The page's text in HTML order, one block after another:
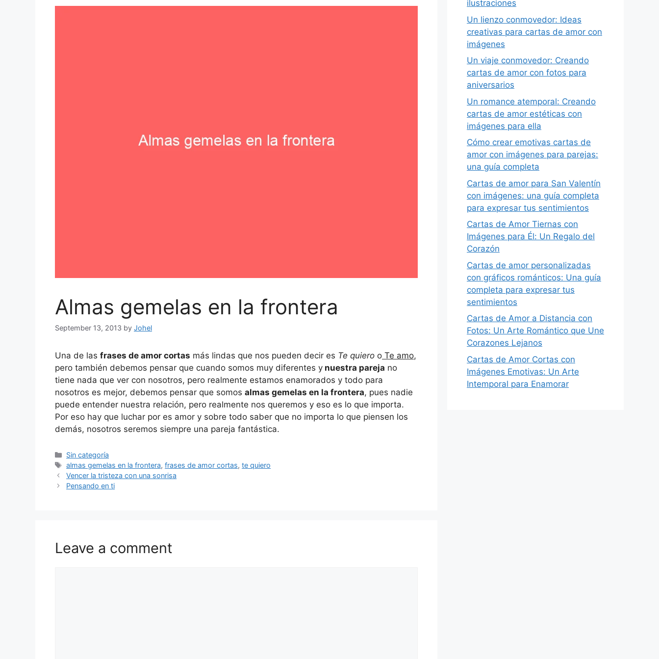
Almas gemelas en la frontera
September 13, 2013 by Johel
Una de las frases de amor cortas más lindas que nos pueden decir es Te quiero o Te amo,
pero también debemos pensar que cuando somos muy diferentes y nuestra pareja no
tiene nada que ver con nosotros, pero realmente estamos enamorados y todo para
nosotros es mejor, debemos pensar que somos almas gemelas en la frontera, pues nadie
puede entender nuestra relación, pero realmente nos queremos y eso es lo que importa.
Por eso hay que luchar por es amor y sobre todo saber que no importa lo que piensen los
demás, nosotros seremos siempre una pareja fantástica.
Categories
Sin categoría
Tags
almas gemelas en la frontera,frases de amor cortas,te quiero
Vencer la tristeza con una sonrisa
Pensando en ti
Leave a comment
ilustraciones
Un lienzo conmovedor: Ideas
creativas para cartas de amor con
imágenes
Un viaje conmovedor: Creando
cartas de amor con fotos para
aniversarios
Un romance atemporal: Creando
cartas de amor estéticas con
imágenes para ella
Cómo crear emotivas cartas de
amor con imágenes para parejas:
una guía completa
Cartas de amor para San Valentín
con imágenes: una guía completa
para expresar tus sentimientos
Cartas de Amor Tiernas con
Imágenes para Él: Un Regalo del
Corazón
Cartas de amor personalizadas
con gráficos románticos: Una guía
completa para expresar tus
sentimientos
Cartas de Amor a Distancia con
Fotos: Un Arte Romántico que Une
Corazones Lejanos
Cartas de Amor Cortas con
Imágenes Emotivas: Un Arte
Intemporal para Enamorar